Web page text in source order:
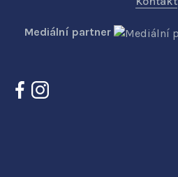
Mediální partner